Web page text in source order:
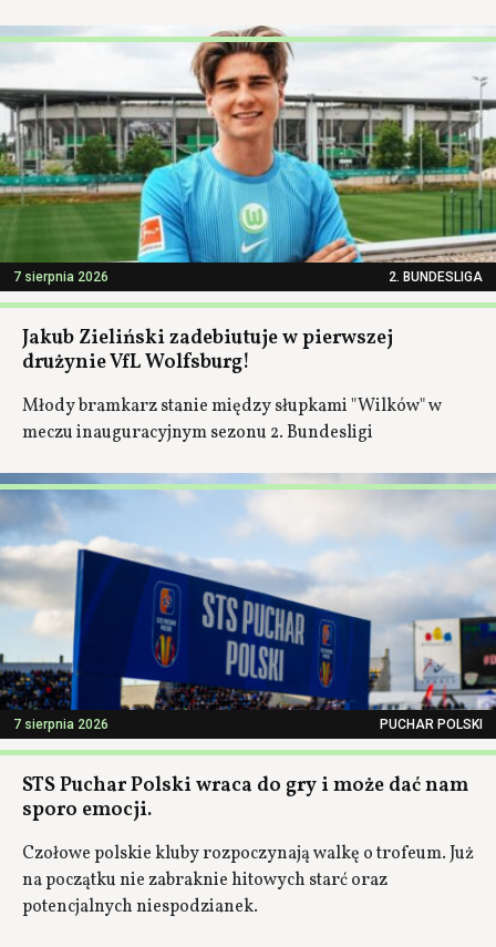
7 sierpnia 2026 2. BUNDESLIGA
Jakub Zieliński zadebiutuje w pierwszej
drużynie VfL Wolfsburg!
Młody bramkarz stanie między słupkami "Wilków" w
meczu inauguracyjnym sezonu 2. Bundesligi
7 sierpnia 2026 PUCHAR POLSKI
STS Puchar Polski wraca do gry i może dać nam
sporo emocji.
Czołowe polskie kluby rozpoczynają walkę o trofeum. Już
na początku nie zabraknie hitowych starć oraz
potencjalnych niespodzianek.